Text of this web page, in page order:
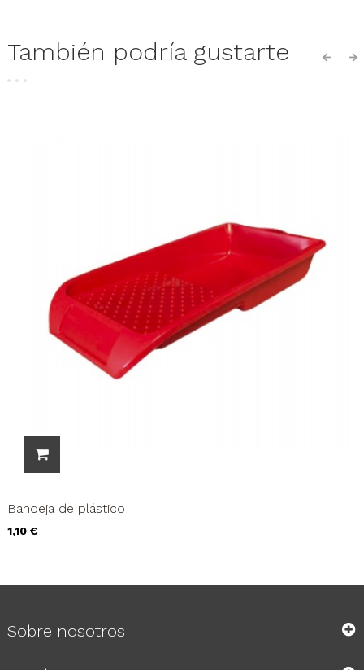
También podría gustarte
Bandeja de plástico
Precio
1,10 €
Sobre nosotros